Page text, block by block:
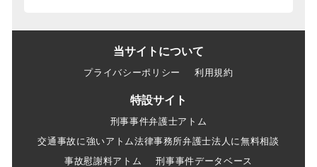
当サイトについて
プライバシーポリシー 利用規約
特設サイト
刑事事件弁護士アトム
交通事故に強いアトム法律事務所弁護士法人に無料相談
事故慰謝料アトム
刑事事件データベース